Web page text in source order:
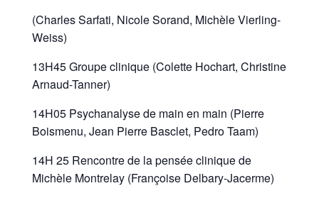
(Charles Sarfati, Nicole Sorand, Michèle Vierling-
Weiss)
13H45 Groupe clinique (Colette Hochart, Christine
Arnaud-Tanner)
14H05 Psychanalyse de main en main (Pierre
Boismenu, Jean Pierre Basclet, Pedro Taam)
14H 25 Rencontre de la pensée clinique de
Michèle Montrelay (Françoise Delbary-Jacerme)